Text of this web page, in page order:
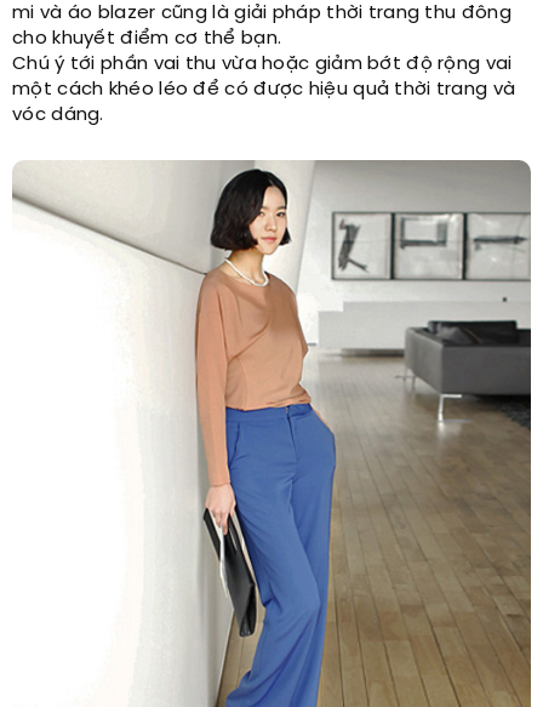
mi và áo blazer cũng là giải pháp thời trang thu đông
cho khuyết điểm cơ thể bạn.
Chú ý tới phần vai thu vừa hoặc giảm bớt độ rộng vai
một cách khéo léo để có được hiệu quả thời trang và
vóc dáng.